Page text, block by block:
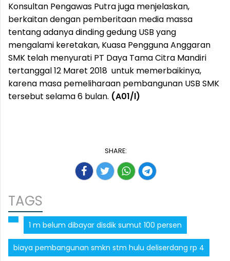
Konsultan Pengawas Putra juga menjelaskan,
berkaitan dengan pemberitaan media massa
tentang adanya dinding gedung USB yang
mengalami keretakan, Kuasa Pengguna Anggaran
SMK telah menyurati PT Daya Tama Citra Mandiri
tertanggal 12 Maret 2018 untuk memerbaikinya,
karena masa pemeliharaan pembangunan USB SMK
tersebut selama 6 bulan. (A01/l)
SHARE:
TAGS
1 m belum dibayar disdik sumut 100 persen
biaya pembangunan smkn stm hulu deliserdang rp 4